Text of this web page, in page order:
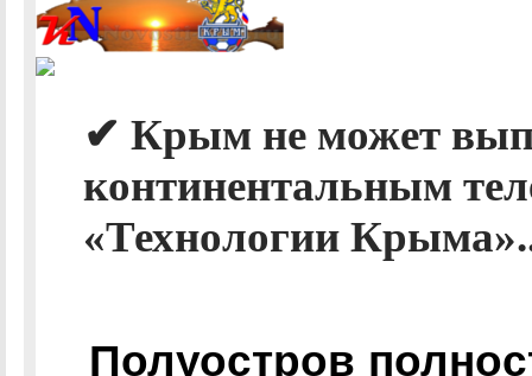
✔ Крым не может
континентальным
«Технологии
Полуостров